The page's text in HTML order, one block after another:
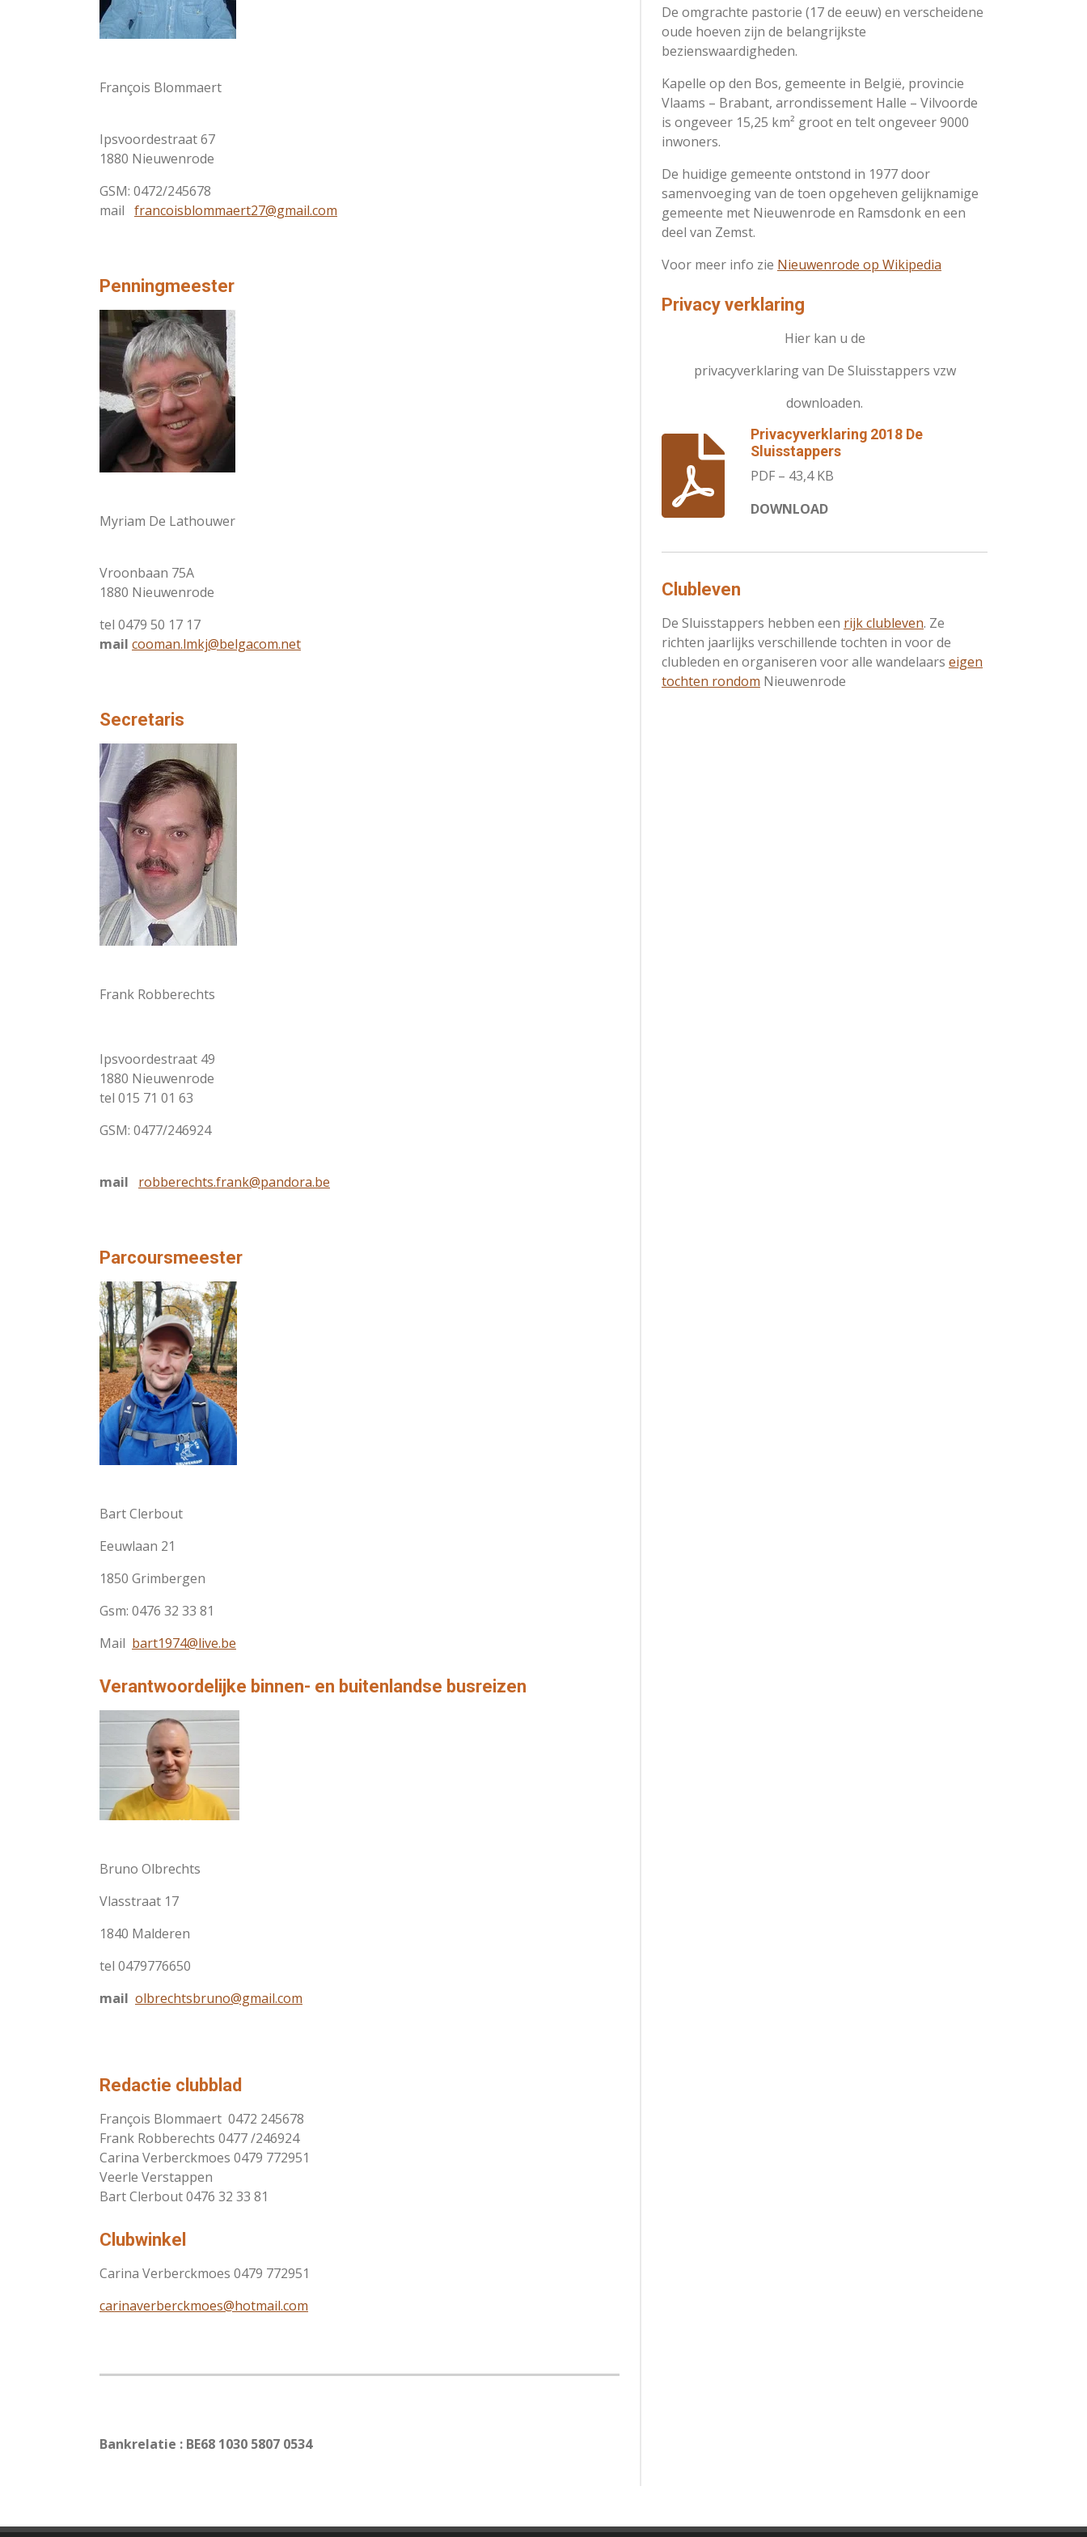
François Blommaert
Ipsvoordestraat 67
1880 Nieuwenrode
GSM: 0472/245678
mail francoisblommaert27@gmail.com
Penningmeester
Myriam De Lathouwer
Vroonbaan 75A
1880 Nieuwenrode
tel 0479 50 17 17
mail cooman.lmkj@belgacom.net
Secretaris
Frank Robberechts
Ipsvoordestraat 49
1880 Nieuwenrode
tel 015 71 01 63
GSM: 0477/246924
mail robberechts.frank@pandora.be
Parcoursmeester
Bart Clerbout
Eeuwlaan 21
1850 Grimbergen
Gsm: 0476 32 33 81
Mail bart1974@live.be
Verantwoordelijke binnen- en buitenlandse busreizen
Bruno Olbrechts
Vlasstraat 17
1840 Malderen
tel 0479776650
mail olbrechtsbruno@gmail.com
Redactie clubblad
François Blommaert 0472 245678
Frank Robberechts 0477 /246924
Carina Verberckmoes 0479 772951
Veerle Verstappen
Bart Clerbout 0476 32 33 81
Clubwinkel
Carina Verberckmoes 0479 772951
carinaverberckmoes@hotmail.com
Bankrelatie : BE68 1030 5807 0534
De omgrachte pastorie (17 de eeuw) en verscheidene
oude hoeven zijn de belangrijkste
bezienswaardigheden.
Kapelle op den Bos, gemeente in België, provincie
Vlaams – Brabant, arrondissement Halle – Vilvoorde
is ongeveer 15,25 km² groot en telt ongeveer 9000
inwoners.
De huidige gemeente ontstond in 1977 door
samenvoeging van de toen opgeheven gelijknamige
gemeente met Nieuwenrode en Ramsdonk en een
deel van Zemst.
Voor meer info zie Nieuwenrode op Wikipedia
Privacy verklaring
Hier kan u de
privacyverklaring van De Sluisstappers vzw
downloaden.
Privacyverklaring 2018 De
Sluisstappers
PDF – 43,4 KB
DOWNLOAD
Clubleven
De Sluisstappers hebben een rijk clubleven. Ze
richten jaarlijks verschillende tochten in voor de
clubleden en organiseren voor alle wandelaars eigen
tochten rondom Nieuwenrode